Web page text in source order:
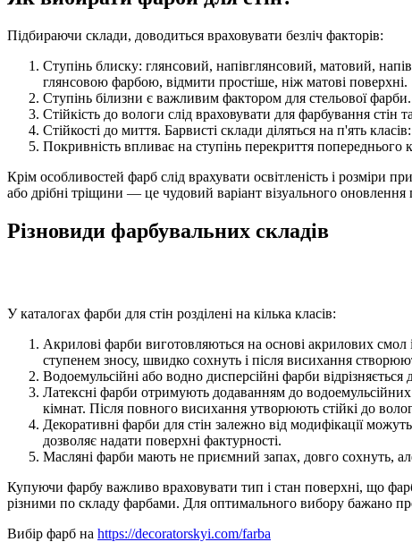
Підбираючи склади, доводиться враховувати безліч факторів:
Ступінь блиску: глянсовий, напівглянсовий, матовий,
глянсовою фарбою, відмити простіше, ніж матові поверхні.
Ступінь білизни є важливим фактором для стельової фарби.
Стійкість до вологи слід враховувати для фарбування стін
Стійкості до миття. Барвисті склади діляться на п'ять
Покривність впливає на ступінь перекриття
Крім особливостей фарб слід врахувати освітленість і розміри
або дрібні тріщини — це чудовий варіант візуального
Різновиди фарбувальних складів
У каталогах фарби для стін розділені на кілька класів:
Акрилові фарби виготовляються на основі акрилових
ступенем зносу, швидко сохнуть і після висихання
Водоемульсійні або водно дисперсійні фарби
Латексні фарби отримують додаванням до
кімнат. Після повного висихання утворюють стійкі до
Декоративні фарби для стін залежно від модифікації
дозволяє надати поверхні фактурності.
Масляні фарби мають не приємний запах, довго сохнуть,
Купуючи фарбу важливо враховувати тип і стан поверхні, що
різними по складу фарбами. Для оптимального вибору бажано
Вибір фарб на https://decoratorskyi.com/farba